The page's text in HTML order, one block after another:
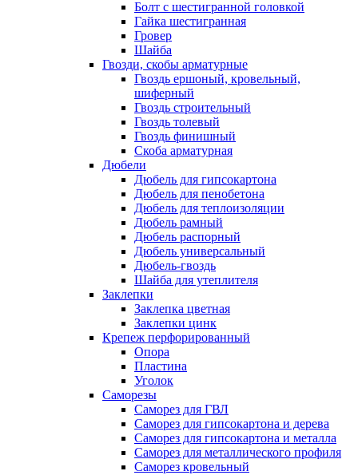
Болт c шестигранной головкой
Гайка шестигранная
Гровер
Шайба
Гвозди, скобы арматурные
Гвоздь ершоный, кровельный,
шиферный
Гвоздь строительный
Гвоздь толевый
Гвоздь финишный
Скоба арматурная
Дюбели
Дюбель для гипсокартона
Дюбель для пенобетона
Дюбель для теплоизоляции
Дюбель рамный
Дюбель распорный
Дюбель универсальный
Дюбель-гвоздь
Шайба для утеплителя
Заклепки
Заклепка цветная
Заклепки цинк
Крепеж перфорированный
Опора
Пластина
Уголок
Саморезы
Саморез для ГВЛ
Саморез для гипсокартона и дерева
Саморез для гипсокартона и металла
Саморез для металлического профиля
Саморез кровельный